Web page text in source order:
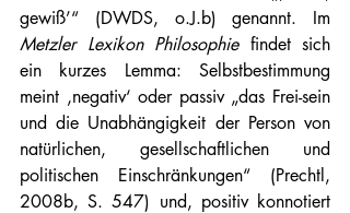
Metzler Lexikon Philosophie findet sich
ein kurzes Lemma: Selbstbestimmung
meint ‚negativ‘ oder passiv „das Frei-sein
und die Unabhängigkeit der Person von
natürlichen, gesellschaftlichen und
politischen Einschränkungen“ (Prechtl,
2008b, S. 547) und, positiv konnotiert